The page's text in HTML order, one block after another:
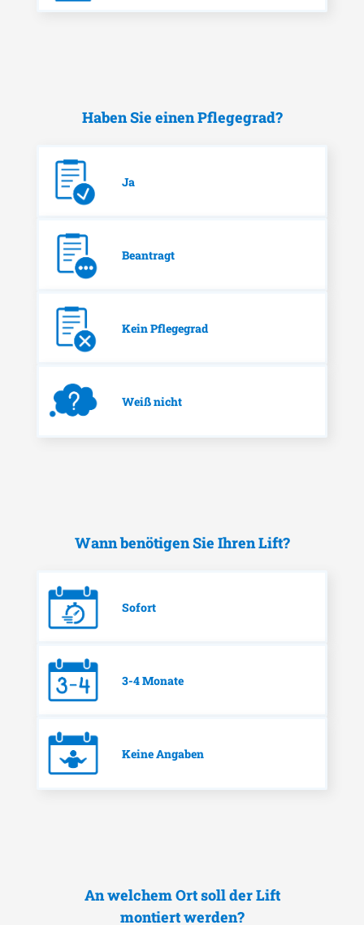
Haben Sie einen Pflegegrad?
Ja
Beantragt
Kein Pflegegrad
Weiß nicht
Wann benötigen Sie Ihren Lift?
Sofort
3-4 Monate
Keine Angaben
An welchem Ort soll der Lift
montiert werden?